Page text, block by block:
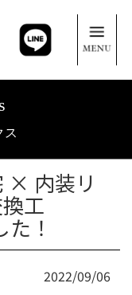
ス
× 内装リ
工
！
2022/09/06